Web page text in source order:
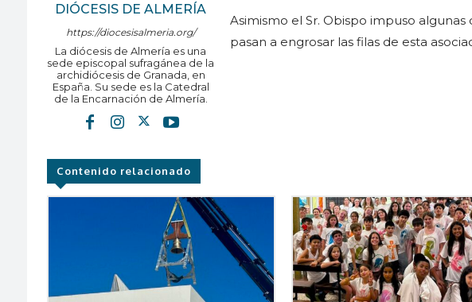
DIÓCESIS DE ALMERÍA
https://diocesisalmeria.org/
La diócesis de Almería es una
sede episcopal sufragánea de la
archidiócesis de Granada, en
España. Su sede es la Catedral
de la Encarnación de Almería.
Asimismo el Sr. Obispo impuso
pasan a engrosar las filas de esta
Contenido relacionado